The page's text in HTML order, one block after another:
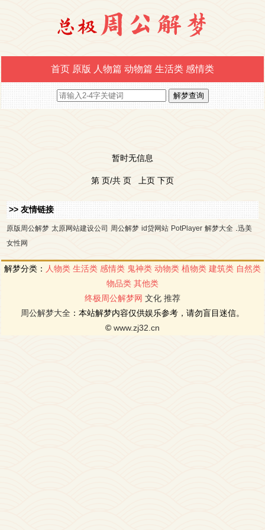
首页 原版 人物篇 动物篇 生活类 感情类
暂时无信息
第 页/共 页 上页 下页
>> 友情链接
原版周公解梦 太原网站建设公司 周公解梦 id贷网站 PotPlayer 解梦大全
迅美
女性网
解梦分类： 人物类 生活类 感情类 鬼神类 动物类 植物类 建筑类 自然类
物品类 其他类
终极周公解梦网 文化 推荐
周公解梦大全 ：本站解梦内容仅供娱乐参考，请勿盲目迷信。
© www.zj32.cn